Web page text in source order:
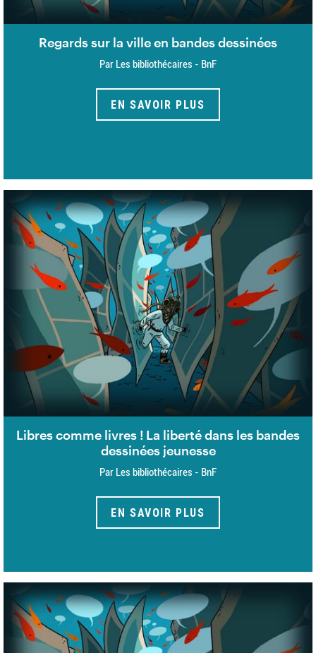
Regards sur la ville en bandes dessinées
Par Les bibliothécaires - BnF
EN SAVOIR PLUS
Libres comme livres ! La liberté dans les bandes
dessinées jeunesse
Par Les bibliothécaires - BnF
EN SAVOIR PLUS